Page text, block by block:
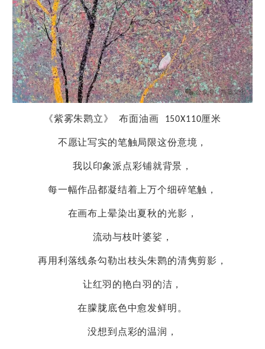
《紫雾朱鹮立》 布面油画 150X110厘米
不愿让写实的笔触局限这份意境，
我以印象派点彩铺就背景，
每一幅作品都凝结着上万个细碎笔触，
在画布上晕染出夏秋的光影，
流动与枝叶婆娑，
再用利落线条勾勒出枝头朱鹮的清隽剪影，
让红羽的艳白羽的洁，
在朦胧底色中愈发鲜明。
没想到点彩的温润，